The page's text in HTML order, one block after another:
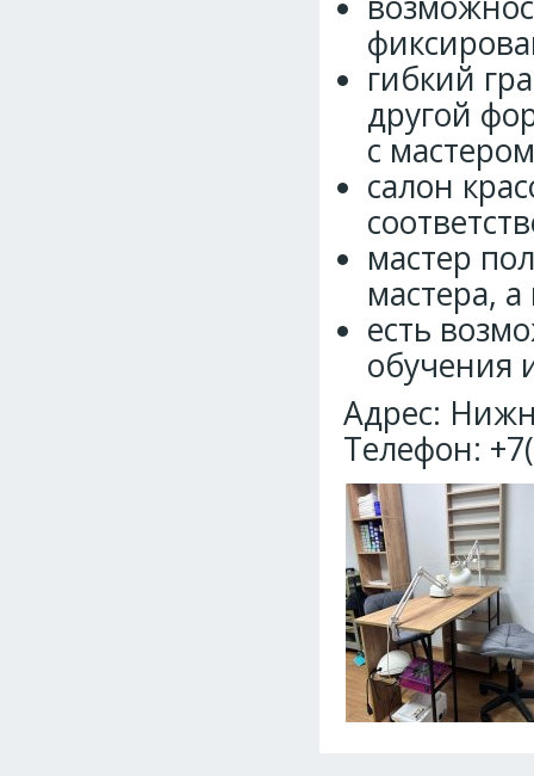
гибкий
другой
с
салон
мастер
мастера,
есть
обучения
Адрес:
Телефон: